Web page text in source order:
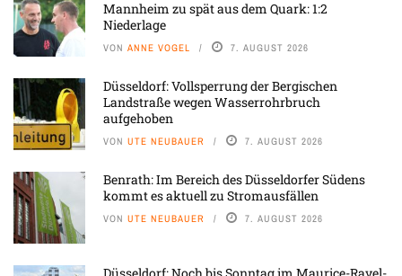
Mannheim zu spät aus dem Quark: 1:2
Niederlage
VON ANNE VOGEL 7. AUGUST 2026
Düsseldorf: Vollsperrung der Bergischen
Landstraße wegen Wasserrohrbruch
aufgehoben
VON UTE NEUBAUER 7. AUGUST 2026
Benrath: Im Bereich des Düsseldorfer Südens
kommt es aktuell zu Stromausfällen
VON UTE NEUBAUER 7. AUGUST 2026